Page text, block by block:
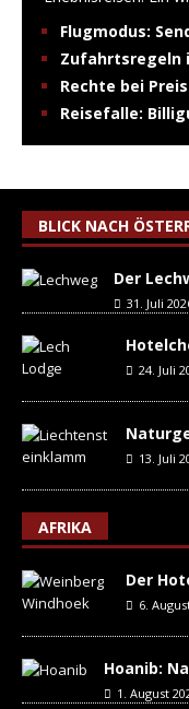
Flugmodus:
Zufahrtsregeln
Rechte bei
Reisefalle:
BLICK NACH
Der
31. Juli
24. Juli
13. Juli
AFRIKA
Der
6.
Hoanib:
1. August